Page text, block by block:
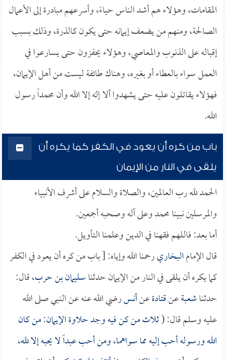
المقامات، وهؤلاء هم أشد الناس حياءً، وأسرعهم مبادرة إلى الأعمال
الصالحة، ومنهم من يضعف إيمانه حتى يكون كالذرة، وذلك بسبب
إقباله على الذنوب والمعاصي، وهؤلاء يحفزون حتى يسارعوا في
العمل سواء بالعطاء أو بغيره، وهناك طائفة ليست من أهل الإيمان،
فهؤلاء يقاتلون عليه حتى يشهدوا ألا إله إلا الله وأن محمداً رسول
الله.
باب من كره أن يعود في الكفر كما يكره أن
يلقى في النار من الإيمان
الحمد لله رب العالمين، والصلاة والسلام على أشرف الأنبياء
والمرسلين نبينا محمد وعلى آله وصحبه أجمعين.
أما بعد: فاللهم فقهنا في الدين وعلمنا التأويل.
قال الإمامالبخاريرحمنا الله وإياه: [ باب من كره أن يعود في الكفر
كما يكره أن يلقى في النار من الإيمان حدثناسليمان بن حرب، قال:
حدثناشعبةعنقتادةعنأنسرضي الله عنه عن النبي صلى الله
عليه وسلم قال: (ثلاث من كن فيه وجد حلاوة الإيمان: من كان
الله ورسوله أحب إليه مما سواهما، ومن أحب عبداً لا يحبه إلا لله،